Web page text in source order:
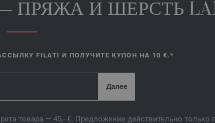
И ШЕРСТЬ
FILATI И ПОЛУЧИТЕ КУПОН НА 10 €.*
товара — 45,- €. Предложение действительно